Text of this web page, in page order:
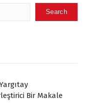
Bir Makale